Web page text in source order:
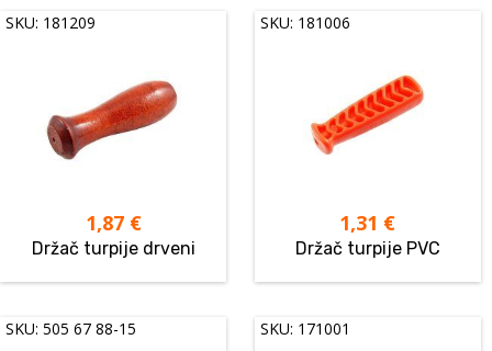
SKU: 181209
1,87 €
Držač turpije drveni
SKU: 181006
1,31 €
Držač turpije PVC
SKU: 505 67 88-15 SKU: 171001